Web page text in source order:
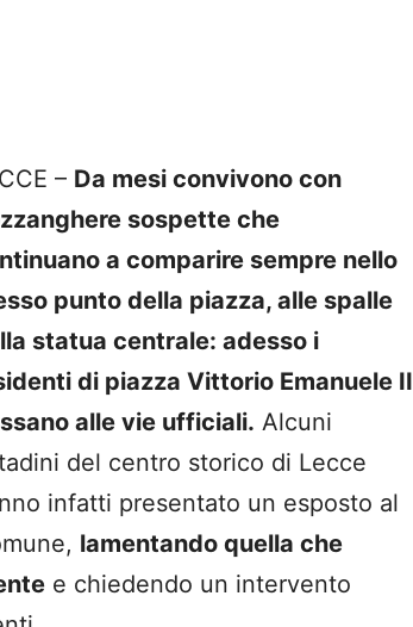
– Da mesi convivono con
sospette che
a comparire sempre nello
punto della piazza, alle spalle
statua centrale: adesso i
di piazza Vittorio Emanuele II
alle vie ufficiali. Alcuni
del centro storico di Lecce
infatti presentato un esposto al
lamentando quella che
e chiedendo un intervento